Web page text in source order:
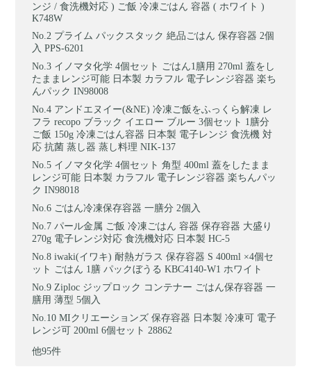
ンジ / 食洗機対応 ) ご飯 冷凍ごはん 容器 ( ホワイト )
K748W
プライム パックスタック 絶品ごはん 保存容器 2個
入 PPS-6201
イノマタ化学 4個セット ごはん1膳用 270ml 蓋をし
たままレンジ可能 日本製 カラフル 電子レンジ容器 楽ち
んパック IN98008
アンドエヌイー(&NE) 冷凍ご飯をふっくら解凍 レ
フラ recopo ブラック イエロー ブルー 3個セット 1膳分
ご飯 150g 冷凍ごはん容器 日本製 電子レンジ 食洗機 対
応 抗菌 蒸し器 蒸し料理 NIK-137
イノマタ化学 4個セット 角型 400ml 蓋をしたまま
レンジ可能 日本製 カラフル 電子レンジ容器 楽ちんパッ
ク IN98018
ごはん冷凍保存容器 一膳分 2個入
パール金属 ご飯 冷凍ごはん 容器 保存容器 大盛り
270g 電子レンジ対応 食洗機対応 日本製 HC-5
iwaki(イワキ) 耐熱ガラス 保存容器 S 400ml ×4個セ
ット ごはん 1膳 パックぼうる KBC4140-W1 ホワイト
Ziploc ジップロック コンテナー ごはん保存容器 一
膳用 薄型 5個入
MIクリエーションズ 保存容器 日本製 冷凍可 電子
レンジ可 200ml 6個セット 28862
他95件